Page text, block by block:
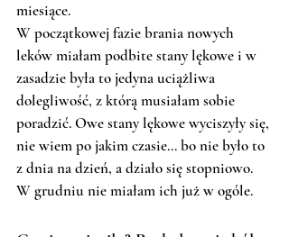
miesiące.
W początkowej fazie brania nowych
leków miałam podbite stany lękowe i w
zasadzie była to jedyna uciążliwa
dolegliwość, z którą musiałam sobie
poradzić. Owe stany lękowe wyciszyły się,
nie wiem po jakim czasie... bo nie było to
z dnia na dzień, a działo się stopniowo.
W grudniu nie miałam ich już w ogóle.